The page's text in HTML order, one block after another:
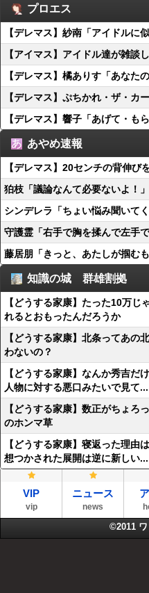
プロエス
【デレマス】紗南「アイドルに
【アイマス】アイドル達が雑談
【デレマス】橘ありす「あなた
【デレマス】ぷちかれ・ザ・カ
【デレマス】響子「あげて・もら
あやめ速報
【デレマス】20センチの背伸び
狛枝「議論なんて必要ないよ！」
シンデレラ「ちょい悩み聞いてく
守護霊「右手で胸を揉んで左手
藤居朋「きっと、あたしが掴むも
知識の城 群雄割拠
【どうする家康】たった10万
れるとおもったんだろうか
【どうする家康】北条ってあの
わないの？
【どうする家康】なんか秀吉だ
人物に対する悪口みたいで見て...
【どうする家康】数正がちょろ
のホンマ草
【どうする家康】寝返った理
想つかされた展開は逆に新しい...
VIP
vip
ニュース
news
©2011